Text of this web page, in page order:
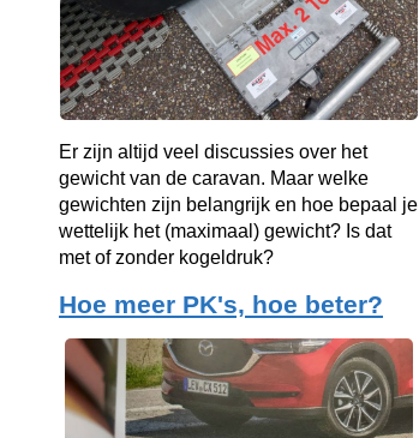
Er zijn altijd veel discussies over het
gewicht van de caravan. Maar welke
gewichten zijn belangrijk en hoe bepaal je
wettelijk het (maximaal) gewicht? Is dat
met of zonder kogeldruk?
Hoe meer PK's, hoe beter?